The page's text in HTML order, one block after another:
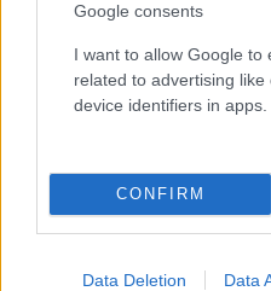
Google consents
I want to allow Google to
related to advertising
device identifiers in apps.
CONFIRM
Data Deletion Data